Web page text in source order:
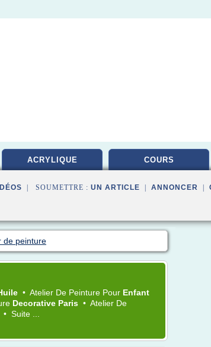
ACRYLIQUE COURS
| SOUMETTRE : UN ARTICLE ANNONCER
de peinture
• Atelier De Peinture Pour Enfant
Decorative Paris • Atelier De
• Suite ...